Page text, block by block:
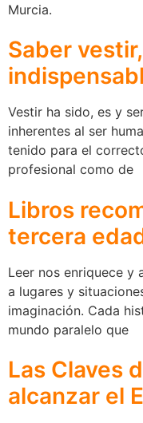
Murcia.
Saber
Vestir ha sido, es y
inherentes al ser
tenido para el
profesional como de
Libros
tercera
Leer nos enriquece y
a lugares y
imaginación. Cada
mundo paralelo que
Las Claves
alcanzar el